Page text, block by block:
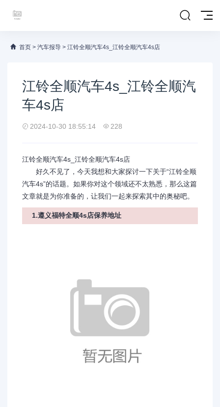
首页 > 汽车报导 > 江铃全顺汽车4s_江铃全顺汽车4s店
江铃全顺汽车4s_江铃全顺汽
车4s店
2024-10-30 18:55:14 228
江铃全顺汽车4s_江铃全顺汽车4s店
好久不见了，今天我想和大家探讨一下关于“江铃全顺
汽车4s”的话题。如果你对这个领域还不太熟悉，那么这篇
文章就是为你准备的，让我们一起来探索其中的奥秘吧。
1.遵义福特全顺4s店保养地址